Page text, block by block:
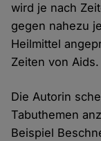
wird je nach
gegen nahezu
Heilmittel
Zeiten von Aids.
Die Autorin
Tabuthemen
Beispiel